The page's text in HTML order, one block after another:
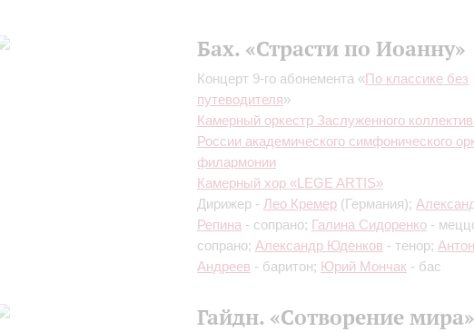
Бах. «Страсти по Иоанну»
Концерт 9-го абонемента «По классике без
путеводителя»
Камерный оркестр Заслуженного
России академического симфонического
филармонии
Камерный хор «LEGE ARTIS»
Дирижер - Лео Кремер (Германия);
Репина - сопрано; Галина Сидоренко -
сопрано; Александр Юденков - тенор; Антон
Андреев - баритон; Юрий Мончак - бас
Гайдн. «Сотворение мира»